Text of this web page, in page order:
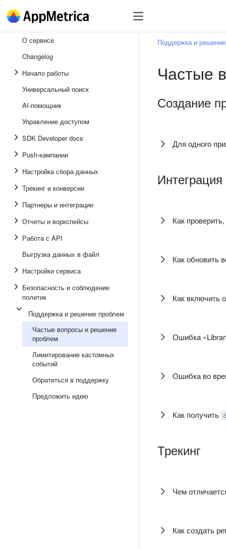
Зарегистрироваться
О сервисе
Changelog
Начало работы
Универсальный поиск
AI-помощник
Управление доступом
SDK Developer docs
Push-кампании
Настройка сбора данных
Трекинг и конверсии
Партнеры и интеграции
Отчеты и воркспейсы
Работа с API
Выгрузка данных в файл
Настройки сервиса
Безопасность и соблюдение
политик
Поддержка и решение проблем
Частые вопросы и решение
проблем
Лимитирование кастомных
событий
Обратиться в поддержку
Предложить идею
Поддержка и
Частые
Создание
Для одного
Как
Как обновить
Как включить
Ошибка
Ошибка во
Как получить
Трекинг
Чем
Как создать